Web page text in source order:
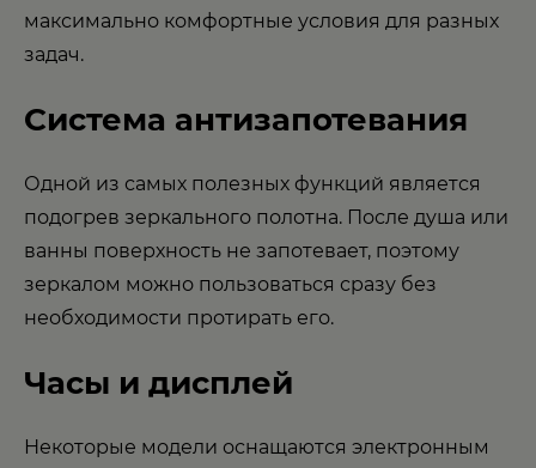
максимально комфортные условия для разных
задач.
Система антизапотевания
Одной из самых полезных функций является
подогрев зеркального полотна. После душа или
ванны поверхность не запотевает, поэтому
зеркалом можно пользоваться сразу без
необходимости протирать его.
Часы и дисплей
Некоторые модели оснащаются электронным